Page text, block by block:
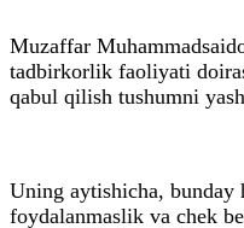
Muzaffar
tadbirkorlik faoliyati
qabul qilish tushumni
Uning aytishicha, bunday
foydalanmaslik va chek